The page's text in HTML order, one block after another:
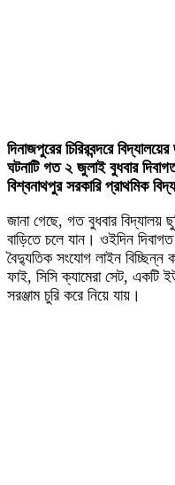
দিনাজপুরের চিরিরবন্দরে
ঘটনাটি গত ২ জুলাই বুধবার
বিশ্বনাথপুর সরকারি প্রাথমিক
জানা গেছে, গত বুধবার বিদ্যালয়
বাড়িতে চলে যান। ওইদিন
বৈদ্যুতিক সংযোগ লাইন বিচ্ছিন্ন
ফাই, সিসি ক্যামেরা সেট, একটি
সরঞ্জাম চুরি করে নিয়ে যায়।